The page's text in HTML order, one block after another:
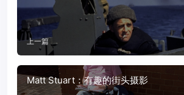
上一篇
Matt Stuart：有趣的街头摄影